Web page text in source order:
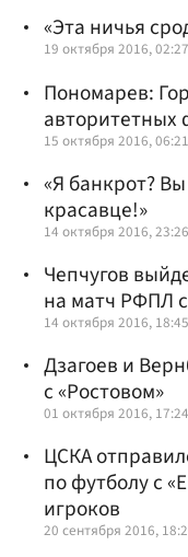
«Эта ничья
19 октября 2016, 02:27
Пономарев:
авторитетных
15 октября 2016, 06:21
«Я банкрот?
красавце!»
14 октября 2016, 23:26
Чепчугов
на матч РФПЛ
14 октября 2016, 18:45
Дзагоев и
с «Ростовом»
01 октября 2016, 17:24
ЦСКА
по футболу с
игроков
20 сентября 2016,